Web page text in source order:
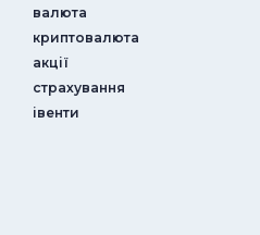
валюта
криптовалюта
акції
страхування
iвенти